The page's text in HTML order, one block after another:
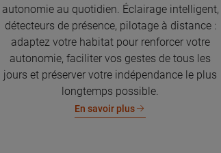
autonomie au quotidien. Éclairage intelligent,
détecteurs de présence, pilotage à distance :
adaptez votre habitat pour renforcer votre
autonomie, faciliter vos gestes de tous les
jours et préserver votre indépendance le plus
longtemps possible.
En savoir plus